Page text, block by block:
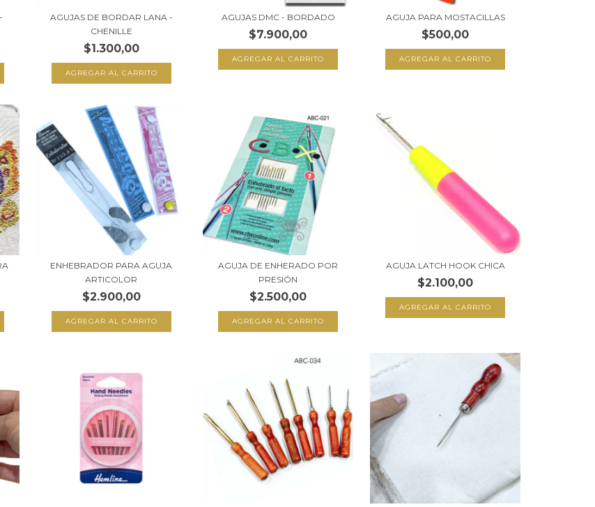
AGUJAS DE BORDAR LANA -
CHENILLE
$1.300,00
AGREGAR AL CARRITO
AGUJAS DMC - BORDADO
$7.900,00
AGREGAR AL CARRITO
AGUJA PARA MOSTACILLAS
$500,00
AGREGAR AL CARRITO
ENHEBRADOR PARA AGUJA
ARTICOLOR
$2.900,00
AGREGAR AL CARRITO
AGUJA DE ENHERADO POR
PRESIÓN
$2.500,00
AGUJA LATCH HOOK CHICA
$2.100,00